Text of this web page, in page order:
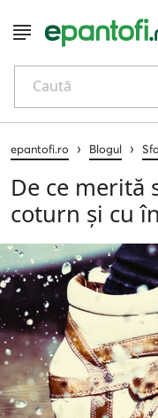
Caută
epantofi.ro › Blogul ›
De ce merită
coturn și cu